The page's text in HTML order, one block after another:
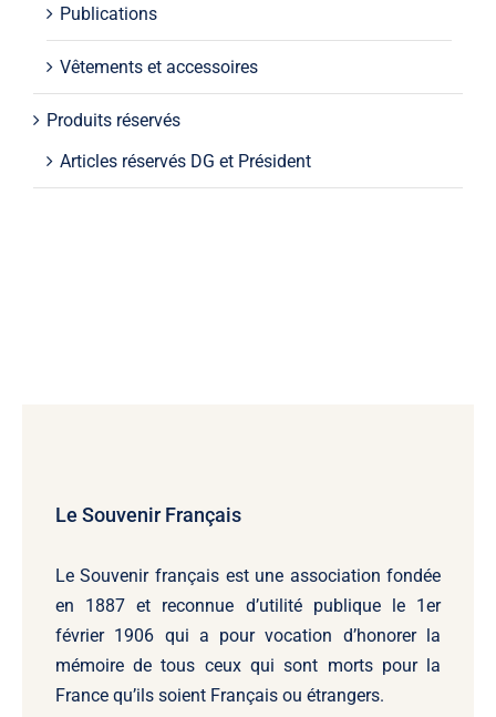
Publications
Vêtements et accessoires
Produits réservés
Articles réservés DG et Président
Le Souvenir Français
Le Souvenir français est une association fondée
en 1887 et reconnue d’utilité publique le 1er
février 1906 qui a pour vocation d’honorer la
mémoire de tous ceux qui sont morts pour la
France qu’ils soient Français ou étrangers.